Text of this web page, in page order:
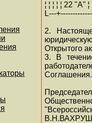
¦ ¦ ¦ ¦ ¦ 22 "А" ¦
L---
2.
Открытого
3. В
Соглашения.